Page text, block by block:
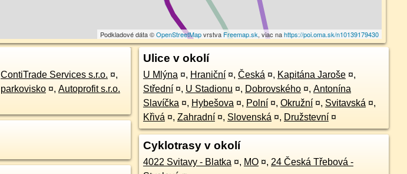
Podkladové dáta ©OpenStreetMapvrstva Freemap.sk, viac nahttps://poi.oma.sk/n10139179430
ContiTrade Services s.r.o. ¤,
parkovisko ¤, Autoprofit s.r.o.
Ulice v okolí
U Mlýna ¤, Hraniční ¤, Česká ¤, Kapitána Jaroše ¤,
Střední ¤, U Stadionu ¤, Dobrovského ¤, Antonína
Slavíčka ¤, Hybešova ¤, Polní ¤, Okružní ¤, Svitavská ¤,
Křivá ¤, Zahradní ¤, Slovenská ¤, Družstevní ¤
Cyklotrasy v okolí
4022 Svitavy - Blatka ¤, MO ¤, 24 Česká Třebová -